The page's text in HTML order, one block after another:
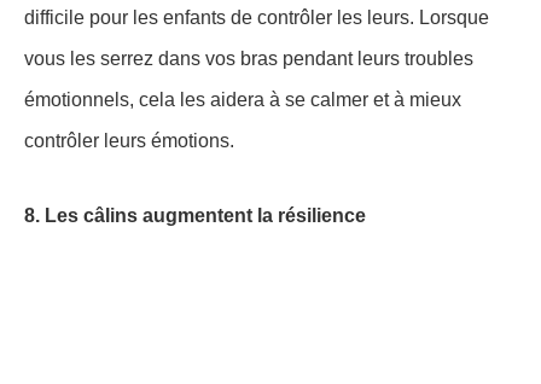
difficile pour les enfants de contrôler les leurs. Lorsque
vous les serrez dans vos bras pendant leurs troubles
émotionnels, cela les aidera à se calmer et à mieux
contrôler leurs émotions.
8. Les câlins augmentent la résilience